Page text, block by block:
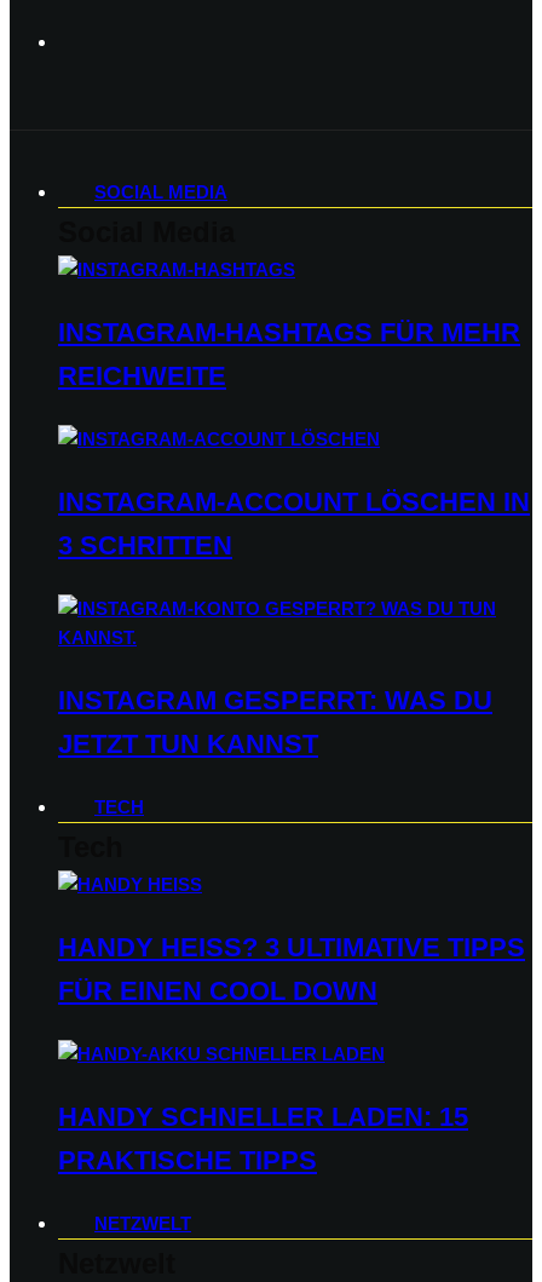
SOCIAL MEDIA
INSTAGRAM-HASHTAGS FÜR MEHR
REICHWEITE
INSTAGRAM-ACCOUNT LÖSCHEN IN
3 SCHRITTEN
INSTAGRAM GESPERRT: WAS DU
JETZT TUN KANNST
TECH
HANDY HEISS? 3 ULTIMATIVE TIPPS F
ÜR EINEN COOL DOWN
HANDY SCHNELLER LADEN: 15
PRAKTISCHE TIPPS
NETZWELT